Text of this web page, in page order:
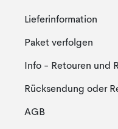
Lieferinformation
Paket verfolgen
Info - Retouren und
Rücksendung oder
AGB